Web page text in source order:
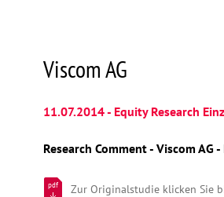
Viscom AG
11.07.2014 - Equity Research
Research Comment - Viscom AG
pdf Zur Originalstudie klicken Sie